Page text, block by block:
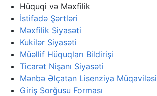
Hüquqi və Məxfilik
İstifadə Şərtləri
Məxfilik Siyasəti
Kukilər Siyasəti
Müəllif Hüquqları Bildirişi
Ticarət Nişanı Siyasəti
Mənbə Əlçatan Lisenziya Müqaviləsi
Giriş Sorğusu Forması